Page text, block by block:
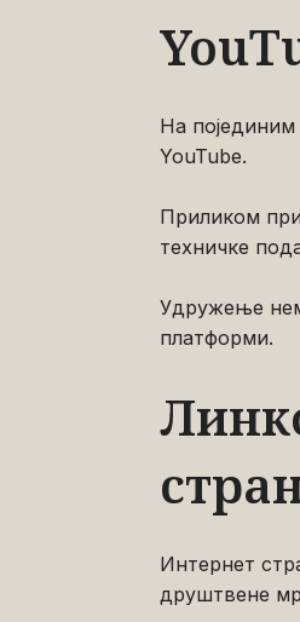
На
YouTube.
Приликом
техничке
Удружење
платформи.
Интернет
друштвене